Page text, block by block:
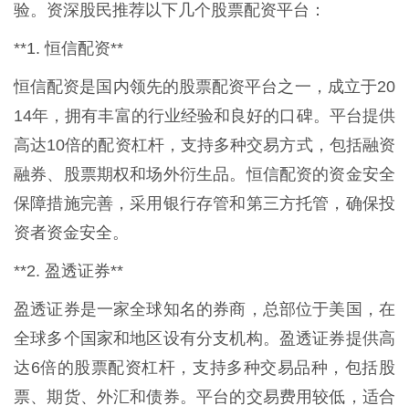
验。资深股民推荐以下几个股票配资平台：
**1. 恒信配资**
恒信配资是国内领先的股票配资平台之一，成立于20
14年，拥有丰富的行业经验和良好的口碑。平台提供
高达10倍的配资杠杆，支持多种交易方式，包括融资
融券、股票期权和场外衍生品。恒信配资的资金安全
保障措施完善，采用银行存管和第三方托管，确保投
资者资金安全。
**2. 盈透证券**
盈透证券是一家全球知名的券商，总部位于美国，在
全球多个国家和地区设有分支机构。盈透证券提供高
达6倍的股票配资杠杆，支持多种交易品种，包括股
票、期货、外汇和债券。平台的交易费用较低，适合